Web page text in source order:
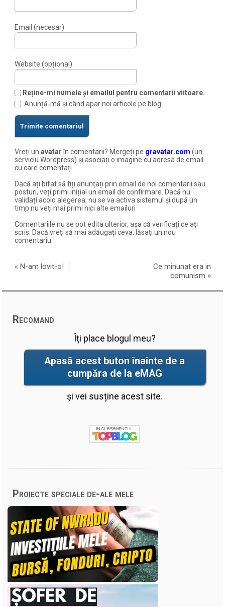
Email (necesar)
Website (opțional)
Reține-mi numele și emailul pentru comentarii viitoare.
Anunță-mă și când apar noi articole pe blog.
Vreți unavatarîn comentarii? Mergeți pe gravatar.com (un
serviciu Wordpress) și asociați o imagine cu adresa de email
cu care comentați.
Dacă ați bifat să fiți anunțați prin email de noi comentarii sau
posturi, veți primi inițial un email de confirmare. Dacă nu
validați acolo alegerea, nu se va activa sistemul și după un
timp nu veți mai primi nici alte emailuri
Comentariile nu se pot edita ulterior, așa că verificați ce ați
scris. Dacă vreți să mai adăugați ceva, lăsați un nou
comentariu.
«N-am lovit-o!
Ce minunat era in
comunism »
Recomand
Îți place blogul meu?
Apasă acest buton înainte de a
cumpăra de la eMAG
și vei susține acest site.
Proiecte speciale de-ale mele